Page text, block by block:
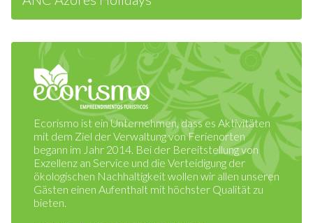
ANC Azores Holidays
Ecorismo ist ein Unternehmen, dass es Aktivitäten
mit dem Ziel der Verwaltung von Ferienorten
begann im Jahr 2014. Bei der Bereitstellung von
Exzellenz an Service und die Verteidigung der
ökologischen Nachhaltigkeit wollen wir allen unseren
Gästen einen Aufenthalt mit höchster Qualität zu